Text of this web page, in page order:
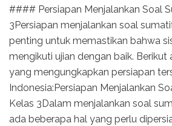
#### Persiapan Menjalankan Soal
3Persiapan menjalankan soal
penting untuk memastikan bahwa
mengikuti ujian dengan baik. Berikut
yang mengungkapkan persiapan
Indonesia:Persiapan Menjalankan
Kelas 3Dalam menjalankan soal
ada beberapa hal yang perlu